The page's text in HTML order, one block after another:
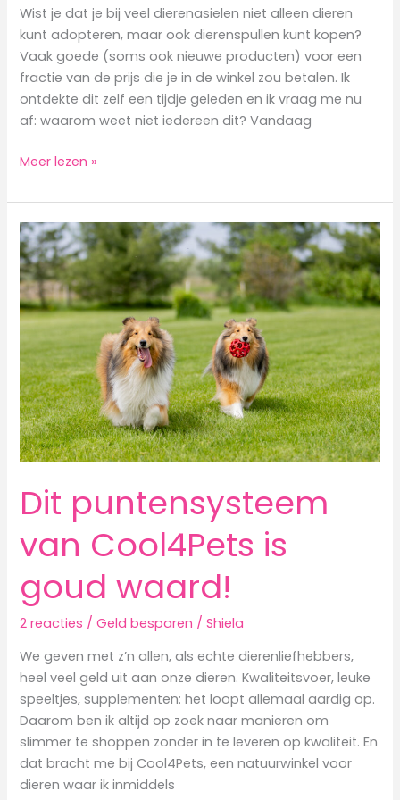
Wist je dat je bij veel dierenasielen niet alleen dieren
kunt adopteren, maar ook dierenspullen kunt kopen?
Vaak goede (soms ook nieuwe producten) voor een
fractie van de prijs die je in de winkel zou betalen. Ik
ontdekte dit zelf een tijdje geleden en ik vraag me nu
af: waarom weet niet iedereen dit? Vandaag
Besparen
dierenspullen
bij
het
dierenasiel
Meer lezen »
Dit puntensysteem
van Cool4Pets is
goud waard!
2 reacties /Geld besparen /Shiela
We geven met z’n allen, als echte dierenliefhebbers,
heel veel geld uit aan onze dieren. Kwaliteitsvoer, leuke
speeltjes, supplementen: het loopt allemaal aardig op.
Daarom ben ik altijd op zoek naar manieren om
slimmer te shoppen zonder in te leveren op kwaliteit. En
dat bracht me bij Cool4Pets, een natuurwinkel voor
dieren waar ik inmiddels